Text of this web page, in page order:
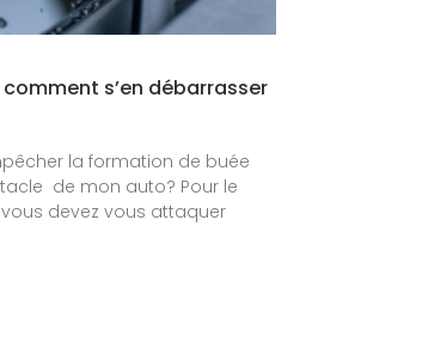
s’en débarrasser
la formation de buée
de mon auto? Pour le
devez vous attaquer